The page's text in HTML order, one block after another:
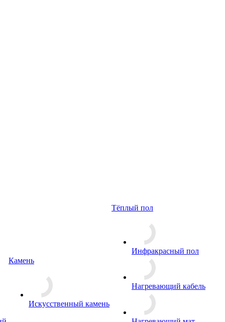
Камень
Искусственный камень
Тёплый пол
Инфракрасный пол
Нагревающий кабель